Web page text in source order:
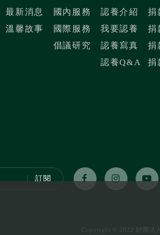
最新消息
溫馨故事
國內服務
國際服務
倡議研究
認養介紹
我要認養
認養寫真
認養Q&A
捐
捐
捐
捐
訂閱
Copyright © 2022 財團法